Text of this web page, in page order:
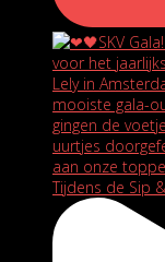
Tijdens de Sip